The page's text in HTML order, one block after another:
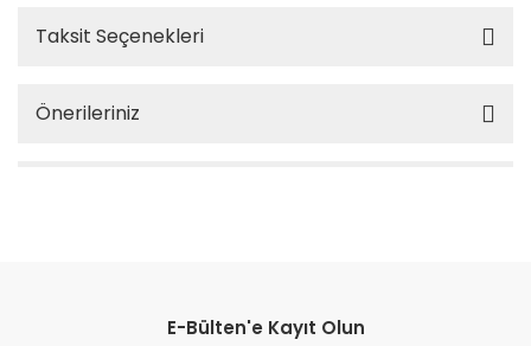
Taksit Seçenekleri
Önerileriniz
E-Bülten'e Kayıt Olun